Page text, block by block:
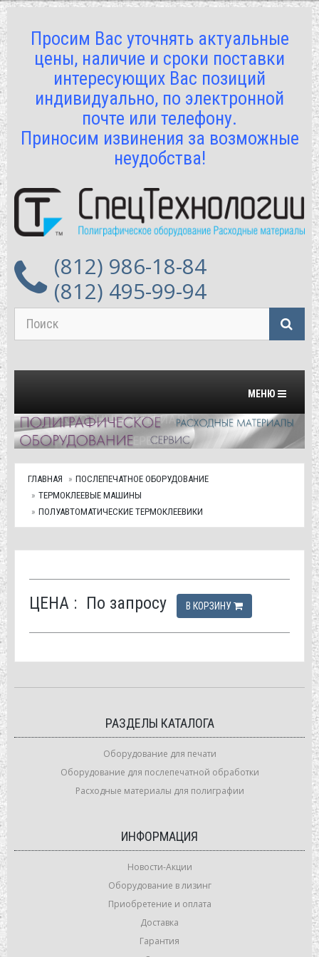
Просим Вас уточнять актуальные
цены, наличие и сроки поставки
интересующих Вас позиций
индивидуально, по электронной
почте или телефону.
Приносим извинения за возможные
неудобства!
(812) 986-18-84
(812) 495-99-94
Переключить
МЕНЮ
ГЛАВНАЯ
ПОСЛЕПЕЧАТНОЕ ОБОРУДОВАНИЕ
ТЕРМОКЛЕЕВЫЕ МАШИНЫ
ПОЛУАВТОМАТИЧЕСКИЕ ТЕРМОКЛЕЕВИКИ
ЦЕНА : По запросу В КОРЗИНУ
РАЗДЕЛЫ КАТАЛОГА
Оборудование для печати
Оборудование для послепечатной обработки
Расходные материалы для полиграфии
ИНФОРМАЦИЯ
Новости-Акции
Оборудование в лизинг
Приобретение и оплата
Доставка
Гарантия